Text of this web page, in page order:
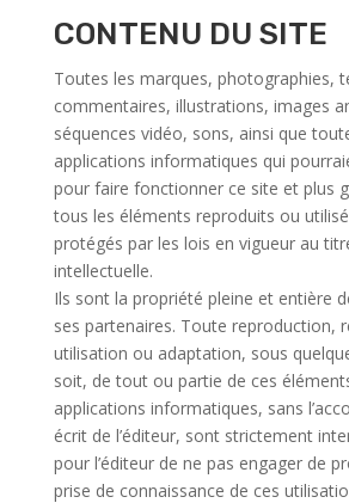
CONTENU DU SITE
Toutes les marques, photographies,
commentaires, illustrations, images
séquences vidéo, sons, ainsi que
applications informatiques qui
pour faire fonctionner ce site et plus
tous les éléments reproduits ou
protégés par les lois en vigueur au
intellectuelle.
Ils sont la propriété pleine et entière
ses partenaires. Toute reproduction,
utilisation ou adaptation, sous
soit, de tout ou partie de ces
applications informatiques, sans
écrit de l’éditeur, sont strictement
pour l’éditeur de ne pas engager de
prise de connaissance de ces